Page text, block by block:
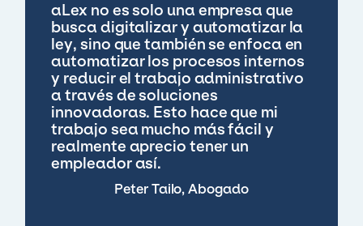
aLex no es solo una empresa que
busca digitalizar y automatizar la
ley, sino que también se enfoca en
automatizar los procesos internos
y reducir el trabajo administrativo
a través de soluciones
innovadoras. Esto hace que mi
trabajo sea mucho más fácil y
realmente aprecio tener un
empleador así.
Peter Tailo, Abogado